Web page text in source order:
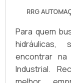
RRG
Para quem
hidráulicas,
encontrar na
Industrial.